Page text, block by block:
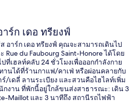
าร์ก เดอ ทรียงฟ์
อาร์ก เดอ ทรียงฟ์ คุณจะสามารถเดินไป
Rue du Faubourg Saint-Honore ได้โดย
ที่เฮลท์คลับ 24 ชั่วโมงเพื่อออกกำลังกาย
านได้ที่ร้านกาแฟ/คาเฟ่ หรือผ่อนคลายกับ
/เดลี่ ลานระเบียง และสวนคือไฮไลท์เพิ่ม
กงาน ที่พักนี้อยู่ใกล้ขนส่งสาธารณะ: เดิน 3
Maillot และ 3 นาทีถึง สถานีรถไฟฟ้า